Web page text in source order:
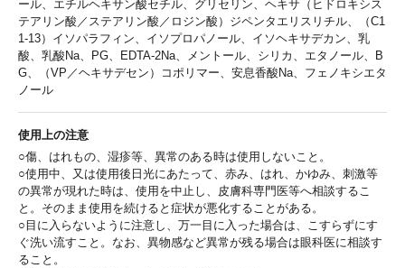
ール、エチルヘキサン酸セチル、グリセリン、ヘキサ（ヒドロキシス
テアリン酸／ステアリン酸／ロジン酸）ジペンタエリスリチル、（C1
1-13）イソパラフィン、イソプロパノール、イソヘキサデカン、乳
酸、乳酸Na、PG、EDTA-2Na、メントール、シリカ、エタノール、B
G、（VP／ヘキサデセン）コポリマー、安息香酸Na、フェノキシエタ
ノール
使用上の注意
○傷、はれもの、湿疹等、異常のある時は使用しないこと。
○使用中、又は使用後日光にあたって、赤み、はれ、かゆみ、刺激等
の異常が現れた時は、使用を中止し、皮膚科専門医等へ相談するこ
と。そのまま使用を続けると症状が悪化することがある。
○目に入らないように注意し、万一目に入った場合は、こすらずにす
ぐ洗い流すこと。なお、異物感など異常が残る場合は眼科医に相談す
ること。